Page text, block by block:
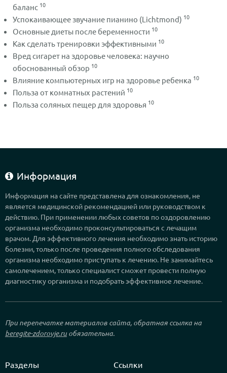
баланс 10
Успокаивающее звучание пианино (Lichtmond) 10
Основные диеты после беременности 10
Как сделать тренировки эффективными 10
Вред сигарет на здоровье человека: научно
обоснованный обзор 10
Влияние компьютерных игр на здоровье ребенка 10
Польза от комнатных растений 10
Польза соляных пещер для здоровья 10
Информация
Информация на сайте представлена для ознакомления, не
является медицинской рекомендацией или руководством к
действию. При применении любых советов по оздоровлению
организма необходимо проконсультироваться с лечащим
врачом. Для эффективного лечения необходимо знать историю
болезни, только после проведения полного обследования
организма необходимо приступать к лечению. Не занимайтесь
самолечением, только специалист сможет провести полную
диагностику организма и подобрать эффективное лечение.
При перепечатке материалов сайта, обратная ссылка на
beregite-zdorovje.ruобязательна.
Разделы Ссылки